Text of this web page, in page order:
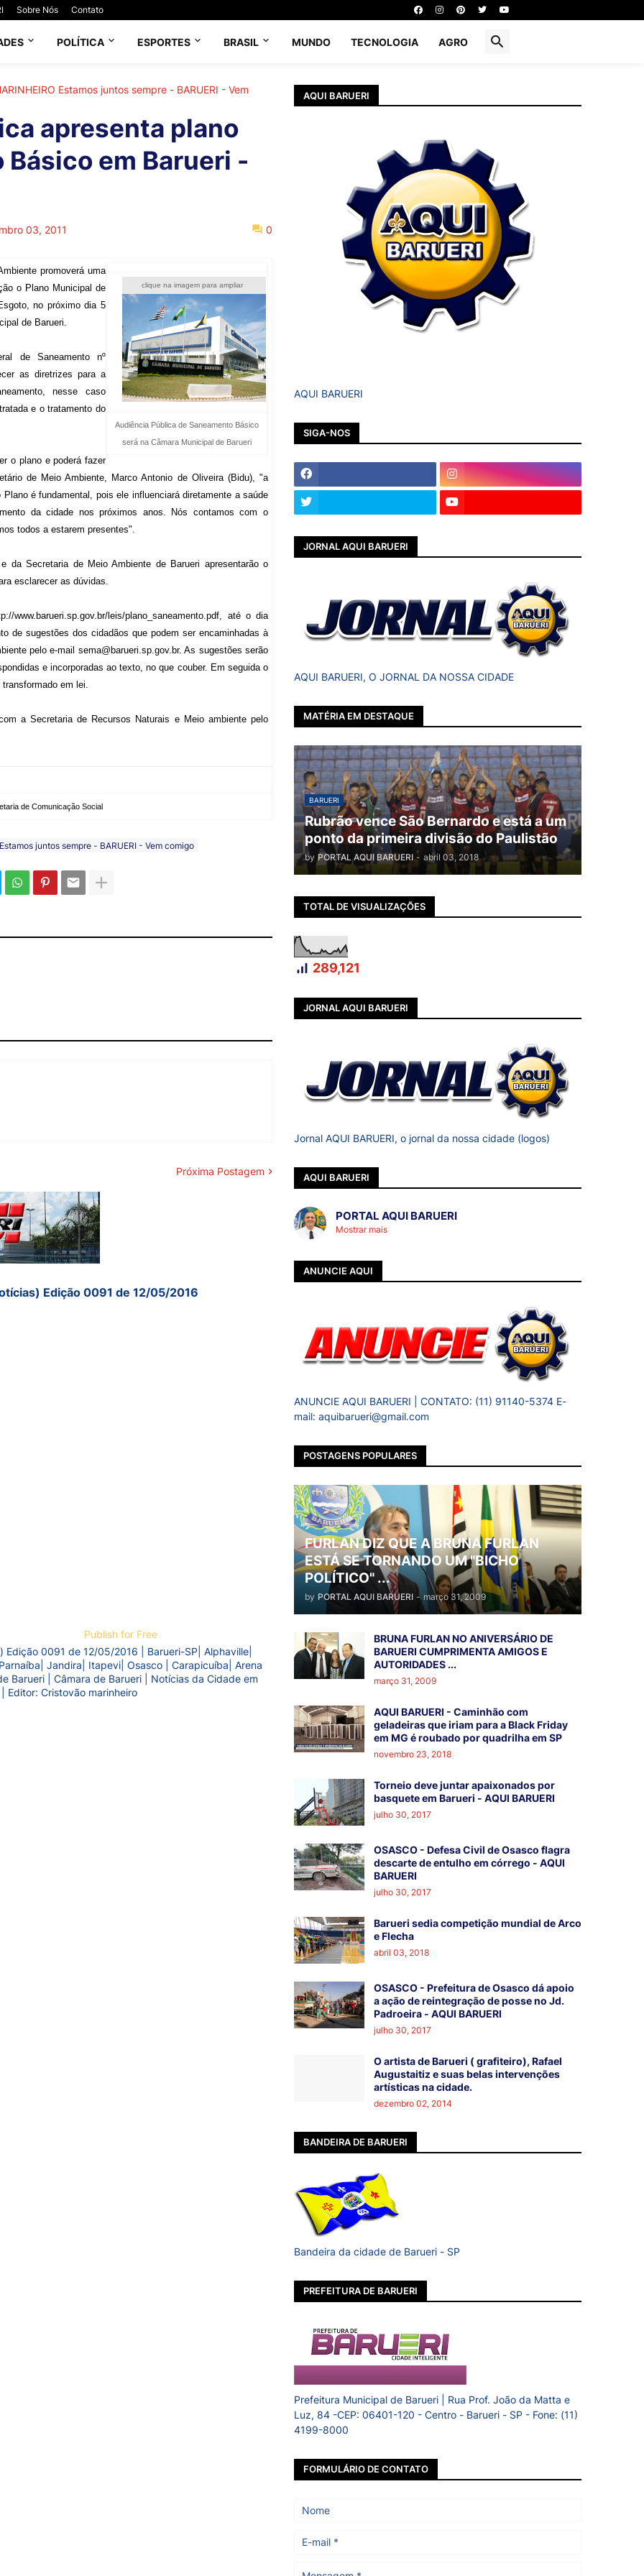
Sobre Nós Contato
POLÍTICA ESPORTES BRASIL MUNDO TECNOLOGIA AGRO
Estamos juntos sempre - BARUERI - Vem
apresenta plano
Básico em Barueri -
03, 2011 0
clique na imagem para ampliar
Audiência Pública de Saneamento Básico
será na Câmara Municipal de Barueri
promoverá uma
o Plano Municipal de
no próximo dia 5
de Barueri.
de Saneamento nº
as diretrizes para a
nesse caso
e o tratamento do
o plano e poderá fazer
de Meio Ambiente, Marco Antonio de Oliveira (Bidu), "a
é fundamental, pois ele influenciará diretamente a saúde
da cidade nos próximos anos. Nós contamos com o
todos a estarem presentes".
da Secretaria de Meio Ambiente de Barueri apresentarão o
esclarecer as dúvidas.
www.barueri.sp.gov.br/leis/plano_saneamento.pdf, até o dia
de sugestões dos cidadãos que podem ser encaminhadas à
pelo e-mail sema@barueri.sp.gov.br. As sugestões serão
e incorporadas ao texto, no que couber. Em seguida o
em lei.
a Secretaria de Recursos Naturais e Meio ambiente pelo
de Comunicação Social
juntos sempre - BARUERI - Vem comigo
Próxima Postagem
Edição 0091 de 12/05/2016
Publish for Free
Edição 0091 de 12/05/2016 | Barueri-SP| Alphaville|
Jandira| Itapevi| Osasco | Carapicuíba| Arena
Barueri | Câmara de Barueri | Notícias da Cidade em
Editor: Cristovão marinheiro
AQUI BARUERI
AQUI BARUERI
SIGA-NOS
JORNAL AQUI BARUERI
AQUI BARUERI, O JORNAL DA NOSSA CIDADE
MATÉRIA EM DESTAQUE
BARUERI
Rubrão vence São Bernardo e está a um
ponto da primeira divisão do Paulistão
by PORTAL AQUI BARUERI - abril 03, 2018
TOTAL DE VISUALIZAÇÕES
289,121
JORNAL AQUI BARUERI
Jornal AQUI BARUERI, o jornal da nossa cidade (logos)
AQUI BARUERI
PORTAL AQUI BARUERI
Mostrar mais
ANUNCIE AQUI
ANUNCIE AQUI BARUERI | CONTATO: (11) 91140-5374 E-
mail: aquibarueri@gmail.com
POSTAGENS POPULARES
FURLAN DIZ QUE A BRUNA FURLAN
ESTÁ SE TORNANDO UM "BICHO
POLÍTICO" ...
by PORTAL AQUI BARUERI - março 31, 2009
BRUNA FURLAN NO ANIVERSÁRIO DE
BARUERI CUMPRIMENTA AMIGOS E
AUTORIDADES ...
março 31, 2009
AQUI BARUERI - Caminhão com
geladeiras que iriam para a Black Friday
em MG é roubado por quadrilha em SP
novembro 23, 2018
Torneio deve juntar apaixonados por
basquete em Barueri - AQUI BARUERI
julho 30, 2017
OSASCO - Defesa Civil de Osasco flagra
descarte de entulho em córrego - AQUI
BARUERI
julho 30, 2017
Barueri sedia competição mundial de Arco
e Flecha
abril 03, 2018
OSASCO - Prefeitura de Osasco dá apoio
a ação de reintegração de posse no Jd.
Padroeira - AQUI BARUERI
julho 30, 2017
O artista de Barueri ( grafiteiro), Rafael
Augustaitiz e suas belas intervenções
artísticas na cidade.
dezembro 02, 2014
BANDEIRA DE BARUERI
Bandeira da cidade de Barueri - SP
PREFEITURA DE BARUERI
Prefeitura Municipal de Barueri | Rua Prof. João da Matta e
Luz, 84 -CEP: 06401-120 - Centro - Barueri - SP - Fone: (11)
4199-8000
FORMULÁRIO DE CONTATO